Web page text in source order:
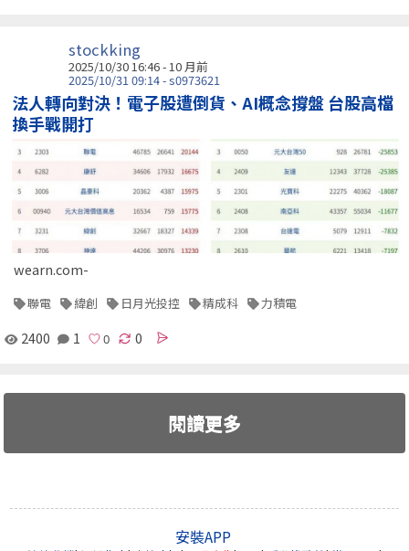
stockking
2025/10/30 16:46 - 10 月前
2025/10/31 09:14 - s0973621
法人轉向對決！電子股遭倒貨、AI概念撐盤 台股高檔
換手戰開打
wearn.com-
聯電 緯創 日月光投控 精成科 力積電
2400 1 0
閱讀更多
安裝APP